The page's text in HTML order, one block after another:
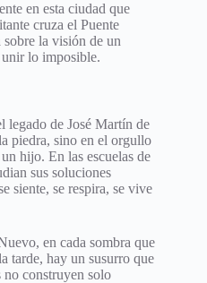
en esta ciudad que
cruza el Puente
la visión de un
unir lo imposible.
legado de José Martín de
piedra, sino en el orgullo
hijo. En las escuelas de
sus soluciones
siente, se respira, se vive
en cada sombra que
tarde, hay un susurro que
no construyen solo